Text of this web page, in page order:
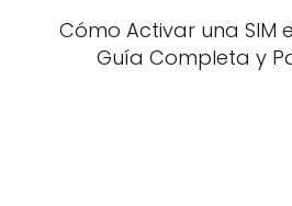
Cómo Activar una SIM
Guía Completa y